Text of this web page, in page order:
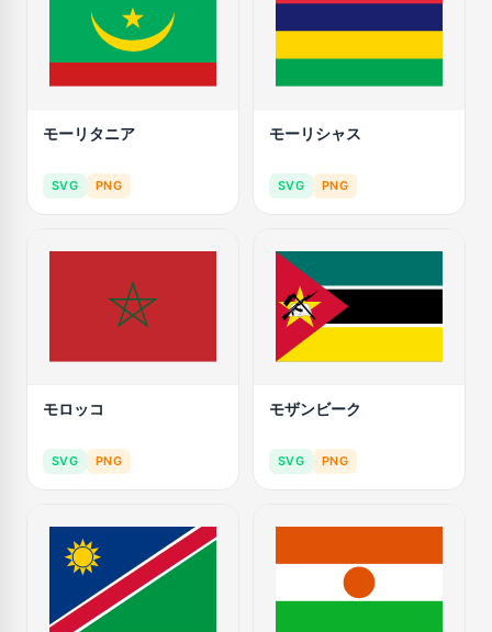
モーリタニア
SVG PNG
モーリシャス
SVG PNG
モロッコ
SVG PNG
モザンビーク
SVG PNG